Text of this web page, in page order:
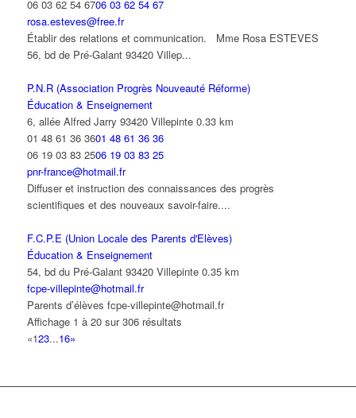
06 03 62 54 6706 03 62 54 67
rosa.esteves@free.fr
Établir des relations et communication. Mme Rosa ESTEVES
56, bd de Pré-Galant 93420 Villep...
P.N.R (Association Progrès Nouveauté Réforme)
Éducation & Enseignement
6, allée Alfred Jarry 93420 Villepinte 0.33 km
01 48 61 36 3601 48 61 36 36
06 19 03 83 2506 19 03 83 25
pnr-france@hotmail.fr
Diffuser et instruction des connaissances des progrès
scientifiques et des nouveaux savoir-faire....
F.C.P.E (Union Locale des Parents d'Elèves)
Éducation & Enseignement
54, bd du Pré-Galant 93420 Villepinte 0.35 km
fcpe-villepinte@hotmail.fr
Parents d’élèves fcpe-villepinte@hotmail.fr
Affichage 1 à 20 sur 306 résultats
«123...16»